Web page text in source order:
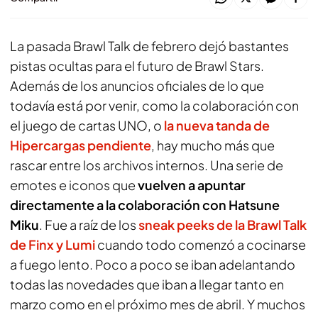
La pasada Brawl Talk de febrero dejó bastantes
pistas ocultas para el futuro de Brawl Stars.
Además de los anuncios oficiales de lo que
todavía está por venir, como la colaboración con
el juego de cartas UNO, o la nueva tanda de
Hipercargas pendiente, hay mucho más que
rascar entre los archivos internos. Una serie de
emotes e iconos quevuelven a apuntar
directamente a la colaboración con Hatsune
Miku. Fue a raíz de lossneak peeks de la Brawl Talk
de Finx y Lumicuando todo comenzó a cocinarse
a fuego lento. Poco a poco se iban adelantando
todas las novedades que iban a llegar tanto en
marzo como en el próximo mes de abril. Y muchos